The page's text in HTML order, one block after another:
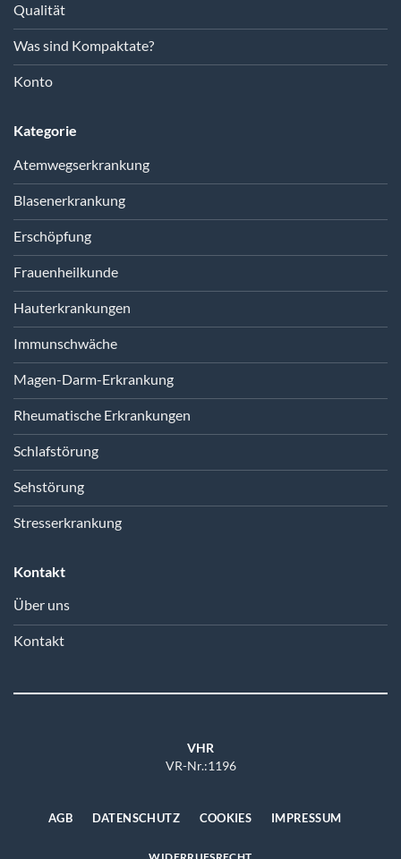
Qualität
Was sind Kompaktate?
Konto
Kategorie
Atemwegserkrankung
Blasenerkrankung
Erschöpfung
Frauenheilkunde
Hauterkrankungen
Immunschwäche
Magen-Darm-Erkrankung
Rheumatische Erkrankungen
Schlafstörung
Sehstörung
Stresserkrankung
Kontakt
Über uns
Kontakt
VHR
VR-Nr.:1196
AGB DATENSCHUTZ COOKIES IMPRESSUM